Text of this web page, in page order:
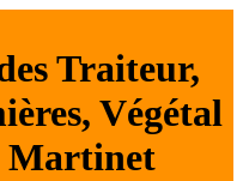
Traiteur,
Végétal
Martinet